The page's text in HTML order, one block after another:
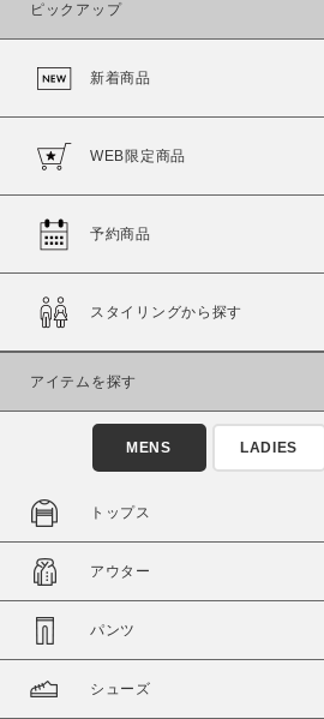
カラー
商品タイプ
通常商品
セール価格
在庫
在庫あり
ピックアップ
新着商品
WEB限定商品
予約商品
スタイリングから探す
アイテムを探す
MENS LADIES
トップス
アウター
パンツ
シューズ